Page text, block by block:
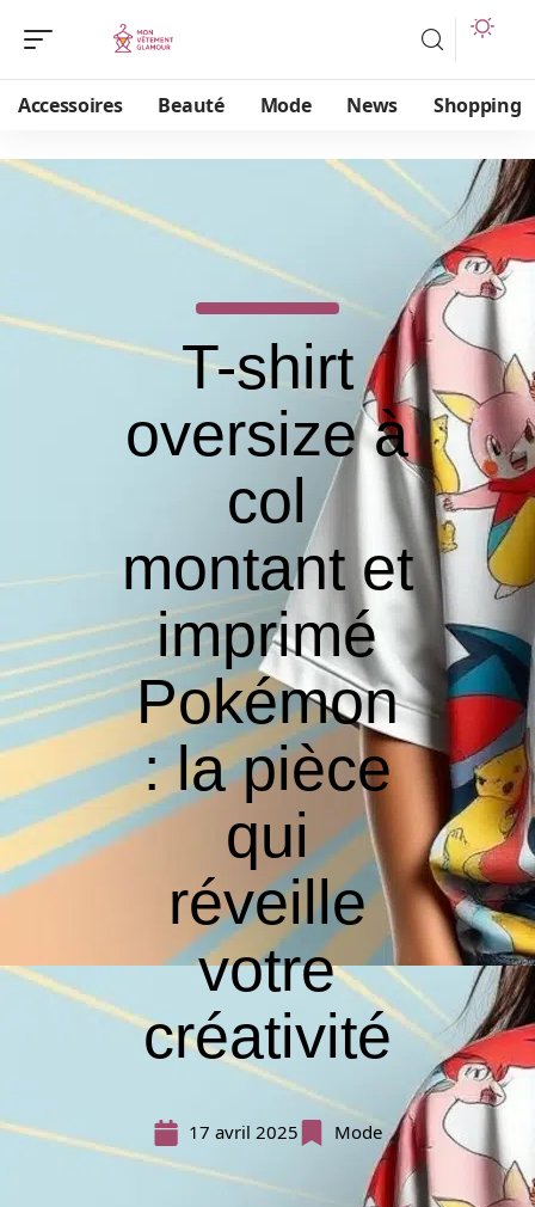
Accessoires Beauté Mode News Shopping
T-shirt
oversize à
col
montant et
imprimé
Pokémon
: la pièce
qui
réveille
votre
créativité
17 avril 2025 Mode